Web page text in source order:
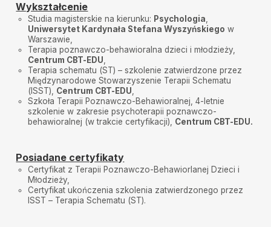
Wykształcenie
Studia magisterskie na kierunku: Psychologia
Uniwersytet Kardynała Stefana Wyszyńskiego w
Warszawie,
Terapia poznawczo-behawioralna dzieci i młodzieży,
Centrum CBT-EDU
Terapia schematu (ST) – szkolenie zatwierdzone przez
Międzynarodowe Stowarzyszenie Terapii Schematu
(ISST), Centrum CBT-EDU
Szkoła Terapii Poznawczo-Behawioralnej, 4-letnie
szkolenie w zakresie psychoterapii poznawczo-
behawioralnej (w trakcie certyfikacji), Centrum CBT-EDU.
Posiadane certyfikaty
Certyfikat z Terapii Poznawczo-Behawiorlanej Dzieci i
Młodzieży,
Certyfikat ukończenia szkolenia zatwierdzonego przez
ISST – Terapia Schematu (ST).